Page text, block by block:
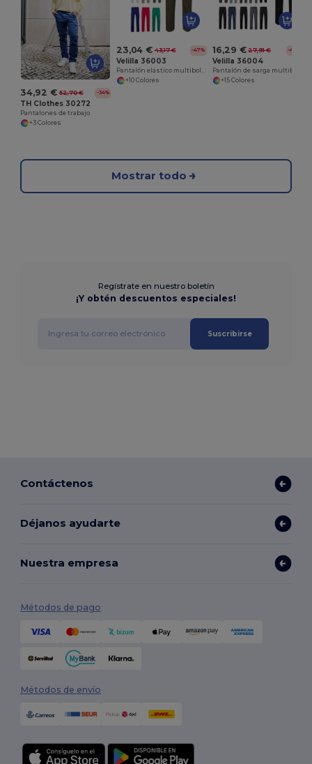
34,92 € 52,70 € -34%
TH Clothes 30272
Pantalones de trabajo
+3 Colores
23,04 € 43,17 € -47%
Velilla 36003
+10 Colores
16,29 € 27,91 € -42%
Velilla 36004
+15 Colores
Mostrar todo
Regístrate en nuestro boletín
¡Y obtén descuentos especiales!
Suscribirse
Contáctenos
Déjanos ayudarte
Nuestra empresa
Métodos de pago
Métodos de envío